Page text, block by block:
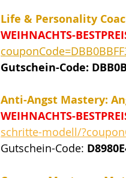
Life & Personality
WEIHNACHTS-
Gutschein-Code:
Anti-Angst Mastery:
WEIHNACHTS-
schritte-modell/
Gutschein-Code: